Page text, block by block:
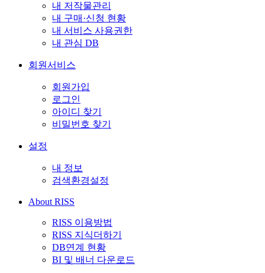
내 저작물관리
내 구매·신청 현황
내 서비스 사용권한
내 관심 DB
회원서비스
회원가입
로그인
아이디 찾기
비밀번호 찾기
설정
내 정보
검색환경설정
About RISS
RISS 이용방법
RISS 지식더하기
DB연계 현황
BI 및 배너 다운로드